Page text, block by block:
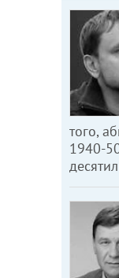
того,
1940-